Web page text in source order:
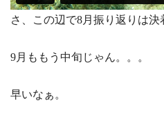
さ、この辺で8月振り返りは決
9月ももう中旬じゃん。。。
早いなぁ。